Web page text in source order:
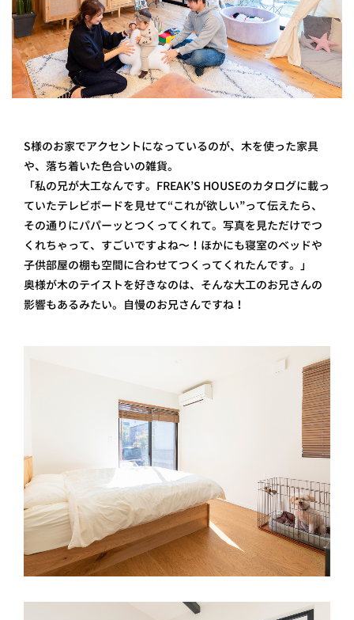
S様のお家でアクセントになっているのが、木を使った家具
や、落ち着いた色合いの雑貨。
「私の兄が大工なんです。FREAK’S HOUSEのカタログに載っ
ていたテレビボードを見せて“これが欲しい”って伝えたら、
その通りにパパーッとつくってくれて。写真を見ただけでつ
くれちゃって、すごいですよね〜！ほかにも寝室のベッドや
子供部屋の棚も空間に合わせてつくってくれたんです。」
奥様が木のテイストを好きなのは、そんな大工のお兄さんの
影響もあるみたい。自慢のお兄さんですね！